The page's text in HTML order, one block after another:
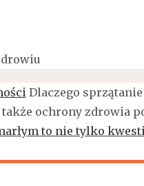
Dlaczego
ochrony zdrowia